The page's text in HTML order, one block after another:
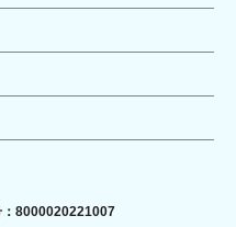
：8000020221007